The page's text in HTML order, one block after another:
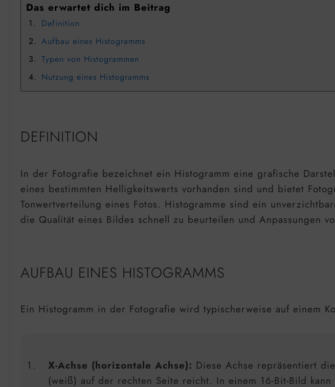
Das erwartet dich im Beitrag
Definition
Aufbau eines Histogramms
Typen von Histogrammen
Nutzung eines Histogramms
DEFINITION
In der Fotografie bezeichnet ein Histogramm eine grafische
eines bestimmten Helligkeitswerts vorhanden sind und bietet
Tonwertverteilung eines Fotos. Histogramme sind ein
die Qualität eines Bildes schnell zu beurteilen und Anpassungen
AUFBAU EINES HISTOGRAMMS
Ein Histogramm in der Fotografie wird typischerweise auf einem
X-Achse (horizontale Achse): Diese Achse repräsentiert
(weiß) auf der rechten Seite reicht. In einem 16-Bit-Bild